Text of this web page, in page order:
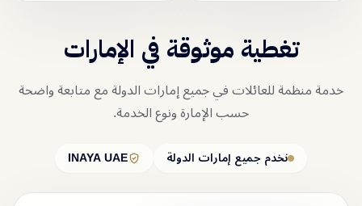
تغطية موثوقة في الإمارات
خدمة منظمة للعائلات في جميع إمارات الدولة مع متابعة واضحة
حسب الإمارة ونوع الخدمة.
نخدم جميع إمارات الدولة INAYA UAE